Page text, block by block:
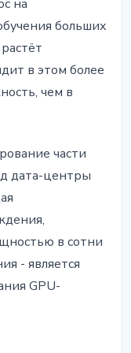
на
больших
в этом более
чем в
части
дата-центры
в сотни
- является
GPU-